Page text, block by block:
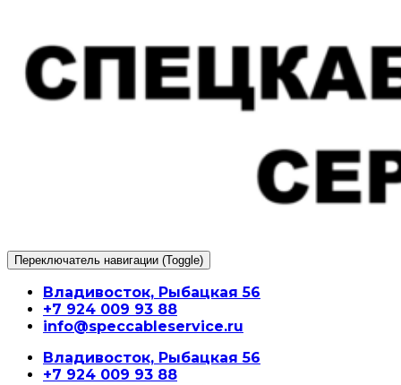
содержимому
Переключатель навигации (Toggle)
Владивосток, Рыбацкая 56
+7 924 009 93 88
info@speccableservice.ru
Владивосток, Рыбацкая 56
+7 924 009 93 88